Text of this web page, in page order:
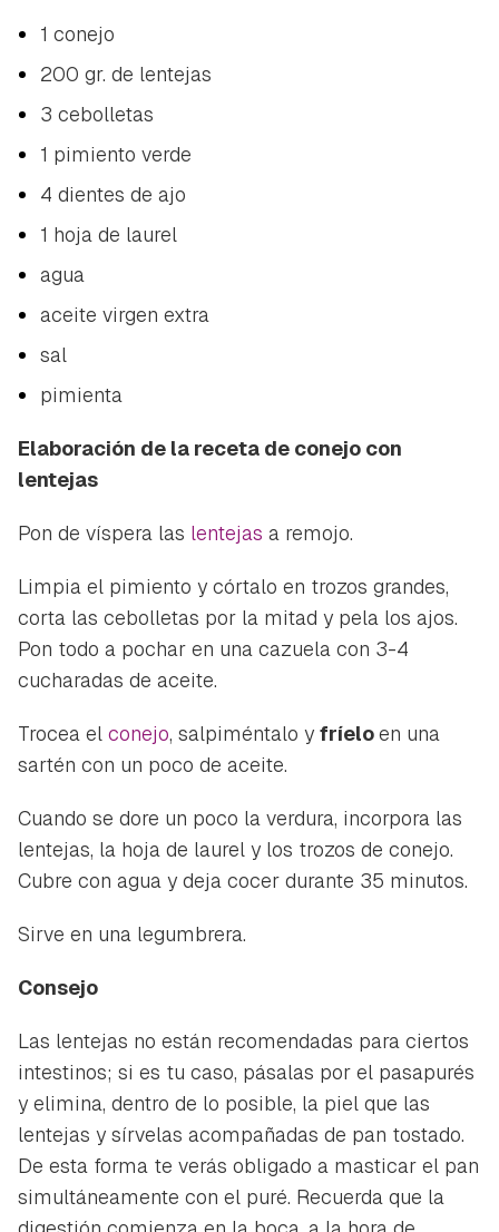
Guardar como favorito
Para poder guardar como favorito, primero has de
iniciar sesión con tu cuenta de Hogarmanía.
INICIAR SESIÓN CANCELAR
1 conejo
200 gr. de lentejas
3 cebolletas
1 pimiento verde
4 dientes de ajo
1 hoja de laurel
agua
aceite virgen extra
sal
pimienta
Elaboración de la receta de conejo con
lentejas
Pon de víspera las lentejas a remojo.
Limpia el pimiento y córtalo en trozos grandes,
corta las cebolletas por la mitad y pela los ajos.
Pon todo a pochar en una cazuela con 3-4
cucharadas de aceite.
Trocea el conejo, salpiméntalo y fríeloen una
sartén con un poco de aceite.
Cuando se dore un poco la verdura, incorpora las
lentejas, la hoja de laurel y los trozos de conejo.
Cubre con agua y deja cocer durante 35 minutos.
Sirve en una legumbrera.
Consejo
Las lentejas no están recomendadas para ciertos
intestinos; si es tu caso, pásalas por el pasapurés
y elimina, dentro de lo posible, la piel que las
lentejas y sírvelas acompañadas de pan tostado.
De esta forma te verás obligado a masticar el pan
simultáneamente con el puré. Recuerda que la
Contenido enviado
Gracias por suscribirte a nuestro boletín.